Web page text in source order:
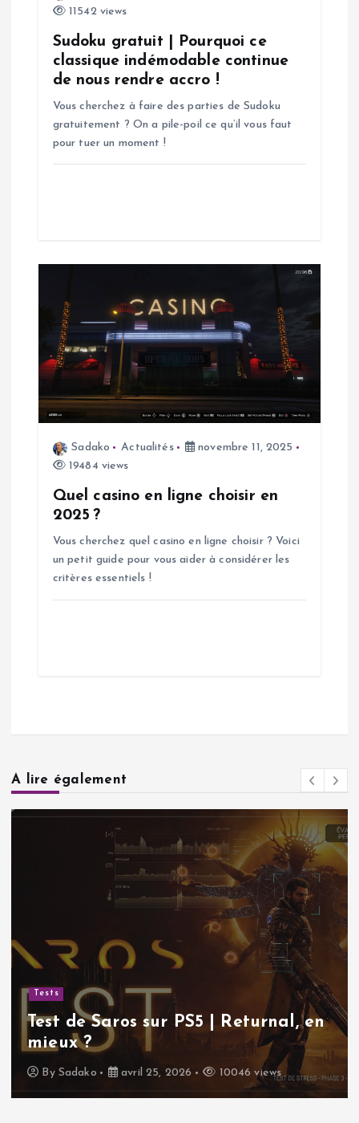
e
11542 views
Sudoku gratuit | Pourquoi ce
classique indémodable continue
de nous rendre accro !
Vous cherchez à faire des parties de Sudoku
gratuitement ? On a pile-poil ce qu’il vous faut
pour tuer un moment !
Sadako Actualités
novembre 11, 2025
19484 views
Quel casino en ligne choisir en
2025 ?
Vous cherchez quel casino en ligne choisir ? Voici
un petit guide pour vous aider à considérer les
critères essentiels !
A lire également
Tests
Test de Saros sur PS5 | Returnal, en
mieux ?
By Sadako avril 25, 2026 10046 views